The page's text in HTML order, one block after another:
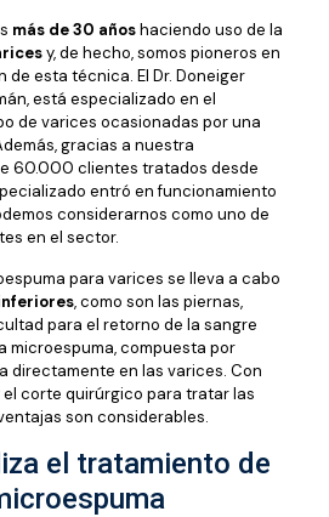
más de 30 añoshaciendo uso de la
y, de hecho, somos pioneros en
de esta técnica. El Dr. Doneiger
está especializado en el
de varices ocasionadas por una
gracias a nuestra
60.000 clientes tratados desde
entró en funcionamiento
considerarnos como uno de
en el sector.
para varices se lleva a cabo
, como son las piernas,
para el retorno de la sangre
microespuma, compuesta por
directamente en las varices. Con
corte quirúrgico para tratar las
son considerables.
el tratamiento de